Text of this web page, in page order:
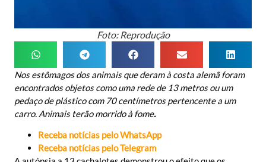
Foto: Reprodução
Nos estômagos dos animais que deram à costa alemã foram
encontrados objetos como uma rede de 13 metros ou um
pedaço de plástico com 70 centímetros pertencente a um
carro. Animais terão morrido à fome.
Receba notícias pelo WhatsApp
Receba notícias pelo Telegram